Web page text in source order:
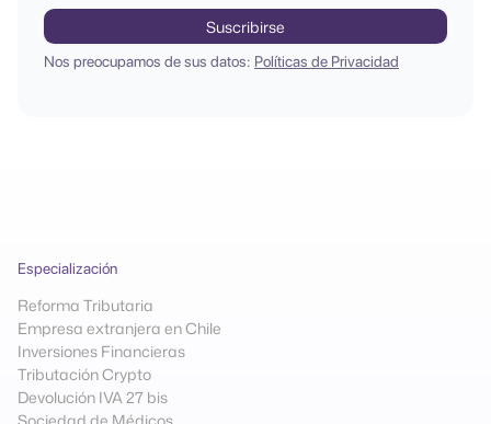
Nos preocupamos de sus datos: Políticas de Privacidad
Especialización
Reforma Tributaria
Empresa extranjera en Chile
Inversiones Financieras
Tributación Crypto
Devolución IVA 27 bis